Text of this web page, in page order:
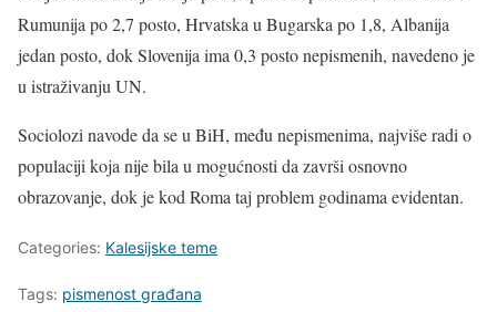
Rumunija po 2,7 posto, Hrvatska u Bugarska po 1,8, Albanija
jedan posto, dok Slovenija ima 0,3 posto nepismenih, navedeno je
u istraživanju UN.
Sociolozi navode da se u BiH, među nepismenima, najviše radi o
populaciji koja nije bila u mogućnosti da završi osnovno
obrazovanje, dok je kod Roma taj problem godinama evidentan.
Categories: Kalesijske teme
Tags: pismenost građana